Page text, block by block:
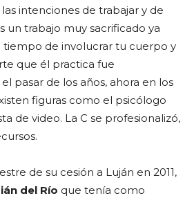
intenciones de trabajar y de
un trabajo muy sacrificado ya
de involucrar tu cuerpo y
que él practica fue
pasar de los años, ahora en los
figuras como el psicólogo
de video. La C se profesionalizó,
de su cesión a Luján en 2011,
del Río que tenía como